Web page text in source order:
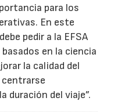
para los
En este
pedir a la EFSA
en la ciencia
la calidad del
duración del viaje”.